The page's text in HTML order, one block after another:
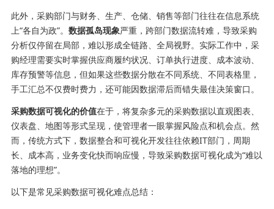
此外，采购部门与财务、生产、仓储、销售等部门往往在信息系统
上“各自为政”。 数据孤岛现象严重，跨部门数据流转难，导致采购
分析仅停留在局部，难以形成全链路、全局视野。实际工作中，采
购经理需要实时掌握供应商履约状况、订单执行进度、成本波动、
库存预警等信息，但如果这些数据分散在不同系统、不同表格里，
手工汇总不仅费时费力，还可能因数据滞后而错失最佳决策窗口。
采购数据可视化的价值在于，将复杂多元的采购数据以直观图表、
仪表盘、地图等形式呈现，使管理者一眼掌握风险点和机会点。然
而，传统方式下，数据整合和可视化开发往往依赖IT部门，周期
长、成本高，业务变化快而响应慢，导致采购数据可视化成为“难以
落地的理想”。
以下是常见采购数据可视化难点总结：